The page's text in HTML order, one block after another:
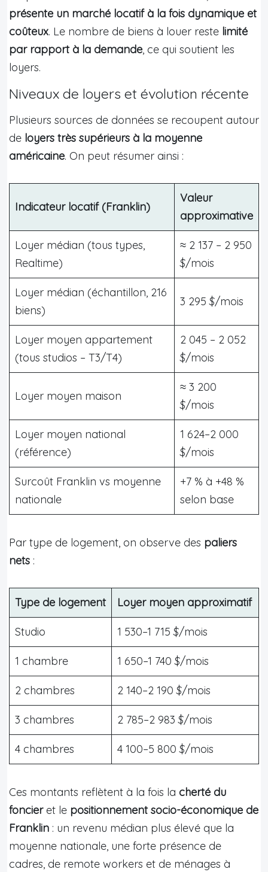
présente un marché locatif à la fois dynamique et
coûteux. Le nombre de biens à louer reste limité
par rapport à la demande, ce qui soutient les
loyers.
Niveaux de loyers et évolution récente
Plusieurs sources de données se recoupent autour
de loyers très supérieurs à la moyenne
américaine. On peut résumer ainsi :
Indicateur locatif (Franklin)
Valeur
approximative
Loyer médian (tous types,
Realtime)
≈ 2 137 – 2 950
$/mois
Loyer médian (échantillon, 216
biens)
3 295 $/mois
Loyer moyen appartement
(tous studios – T3/T4)
2 045 – 2 052
$/mois
Loyer moyen maison
≈ 3 200
$/mois
Loyer moyen national
(référence)
1 624–2 000
$/mois
Surcoût Franklin vs moyenne
nationale
+7 % à +48 %
selon base
Par type de logement, on observe des paliers
nets :
Type de logement Loyer moyen approximatif
Studio 1 530–1 715 $/mois
1 chambre 1 650–1 740 $/mois
2 chambres 2 140–2 190 $/mois
3 chambres 2 785–2 983 $/mois
4 chambres 4 100–5 800 $/mois
Ces montants reflètent à la fois la cherté du
foncieret le positionnement socio-économique de
Franklin : un revenu médian plus élevé que la
moyenne nationale, une forte présence de
cadres, de remote workers et de ménages à